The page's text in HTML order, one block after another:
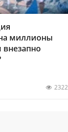
миллионы
2322